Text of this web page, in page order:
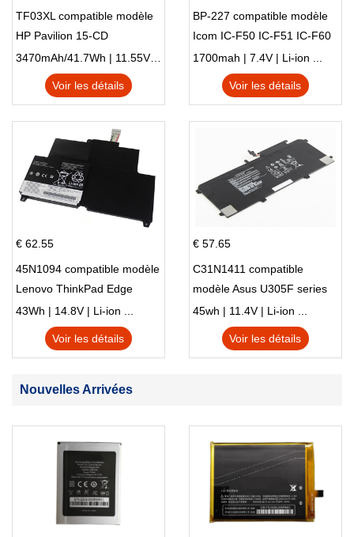
TF03XL compatible modèle
HP Pavilion 15-CD
3470mAh/41.7Wh | 11.55V | Li-ion ...
Voir les détails
BP-227 compatible modèle
Icom IC-F50 IC-F51 IC-F60
IC-F61 IC-M87
1700mah | 7.4V | Li-ion ...
Voir les détails
€ 62.55
45N1094 compatible modèle
Lenovo ThinkPad Edge
S230u Twist
43Wh | 14.8V | Li-ion ...
Voir les détails
€ 57.65
C31N1411 compatible
modèle Asus U305F series
45wh | 11.4V | Li-ion ...
Voir les détails
Nouvelles Arrivées